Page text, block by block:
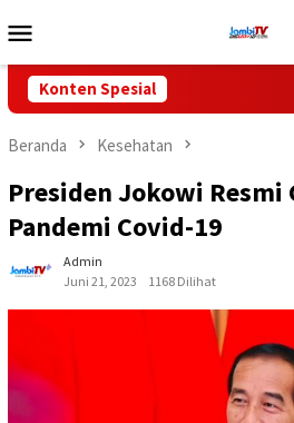
ke
Mobile
Konten Spesial
Beranda Kesehatan
Presiden Jokowi Resmi
Pandemi Covid-19
Admin
Juni 21, 2023
1168 Dilihat